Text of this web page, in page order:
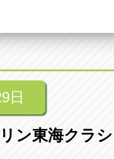
0561-84-
アップル
0586-28-
池町29-1
号店
3-4-12
日
ン東海クラ